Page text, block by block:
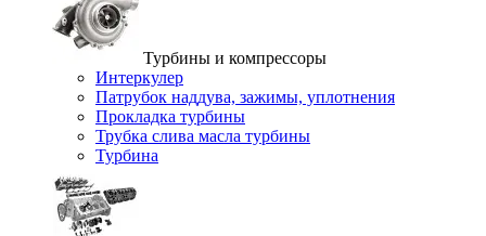
Турбины и компрессоры
Интеркулер
Патрубок наддува, зажимы, уплотнения
Прокладка турбины
Трубка слива масла турбины
Турбина